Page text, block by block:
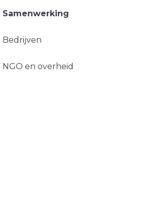
Samenwerking
Bedrijven
NGO en overheid